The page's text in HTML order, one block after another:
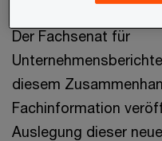
Der Fachsenat für
diesem
Fachinformation
Auslegung dieser